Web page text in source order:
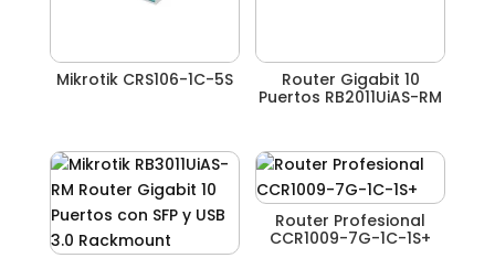
Mikrotik CRS106-1C-5S
Router Gigabit 10
Puertos RB2011UiAS-RM
Router Profesional
CCR1009-7G-1C-1S+